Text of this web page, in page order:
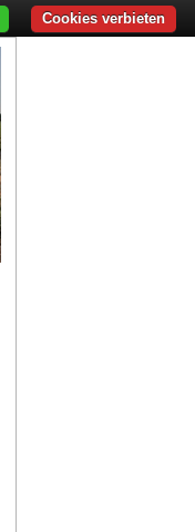
Cookies verbieten